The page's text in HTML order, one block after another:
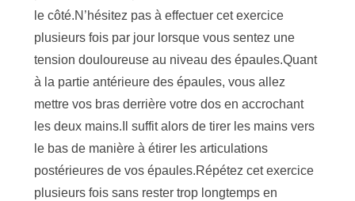
le côté.N’hésitez pas à effectuer cet exercice
plusieurs fois par jour lorsque vous sentez une
tension douloureuse au niveau des épaules.Quant
à la partie antérieure des épaules, vous allez
mettre vos bras derrière votre dos en accrochant
les deux mains.Il suffit alors de tirer les mains vers
le bas de manière à étirer les articulations
postérieures de vos épaules.Répétez cet exercice
plusieurs fois sans rester trop longtemps en